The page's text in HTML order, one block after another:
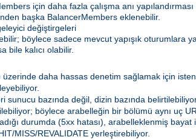
için daha fazla çalışma anı yapılandırması
başka BalancerMembers eklenebilir.
değiştirgeleri
böylece sadece mevcut yapışık oturumlara
bile kalıcı olabilir.
daha hassas denetim sağlamak için
sunucu bazında değil, dizin bazında
böylece arabelleğin bir bölümü aynı uç
durumda (5xx hatası), arabelleklenmiş
MISS/REVALIDATE yerleştirebiliyor.